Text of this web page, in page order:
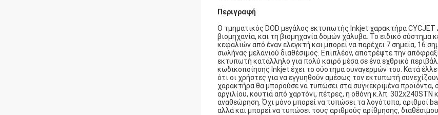
Περιγραφή
Ο τμηματικός DOD μεγάλος εκτυπωτής Inkjet χαρακτήρα
βιομηχανία, και τη βιομηχανία δομών χάλυβα. Το ειδικό
κεφαλιών από έναν ελεγκτή και μπορεί να παρέχει 7 σημεία, 16
σωλήνας μελανιού διαθέσιμος. Επιπλέον, αποτρέψτε την
εκτυπωτή κατάλληλο για πολύ καιρό μέσα σε ένα εχθρικό
κωδικοποίησης Inkjet έχει το σύστημα συναγερμών του. Κατά
ότι οι χρήστες για να εγγυηθούν αμέσως τον εκτυπωτή
χαρακτήρα θα μπορούσε να τυπώσει στα συγκεκριμένα
αργιλίου, κουτιά από χαρτόνι, πέτρες, η οθόνη κ.λπ.
αναθεώρηση. Όχι μόνο μπορεί να τυπώσει τα λογότυπα, αριθμοί
αλλά και μπορεί να τυπώσει τους αριθμούς αρίθμησης,